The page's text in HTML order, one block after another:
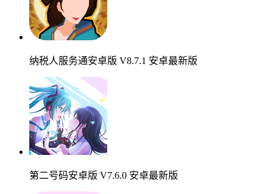
纳税人服务通安卓版 V8.7.1 安卓最新版
第二号码安卓版 V7.6.0 安卓最新版